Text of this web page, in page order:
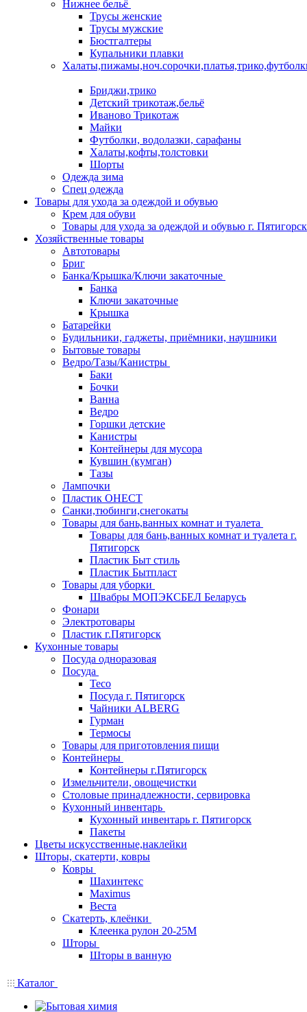
Нижнее бельё
Трусы женские
Трусы мужские
Бюстгалтеры
Купальники плавки
Бриджи,трико
Детский трикотаж,бельё
Иваново Трикотаж
Майки
Футболки, водолазки, сарафаны
Халаты,кофты,толстовки
Шорты
Одежда зима
Спец одежда
Товары для ухода за одеждой и обувью
Крем для обуви
Товары для ухода за одеждой и обувью г. Пятигорск
Хозяйственные товары
Автотовары
Бриг
Банка/Крышка/Ключи закаточные
Банка
Ключи закаточные
Крышка
Батарейки
Будильники, гаджеты, приёмники, наушники
Бытовые товары
Ведро/Тазы/Канистры
Баки
Бочки
Ванна
Ведро
Горшки детские
Канистры
Контейнеры для мусора
Кувшин (кумган)
Тазы
Лампочки
Пластик ОНЕСТ
Санки,тюбинги,снегокаты
Товары для бань,ванных комнат и туалета
Товары для бань,ванных комнат и туалета г.
Пятигорск
Пластик Быт стиль
Пластик Бытпласт
Товары для уборки
Швабры МОПЭКСБЕЛ Беларусь
Фонари
Электротовары
Пластик г.Пятигорск
Кухонные товары
Посуда одноразовая
Посуда
Teco
Посуда г. Пятигорск
Чайники ALBERG
Гурман
Термосы
Товары для приготовления пищи
Контейнеры
Контейнеры г.Пятигорск
Измельчители, овощечистки
Столовые принадлежности, сервировка
Кухонный инвентарь
Кухонный инвентарь г. Пятигорск
Пакеты
Цветы искусственные,наклейки
Шторы, скатерти, ковры
Ковры
Шахинтекс
Maximus
Веста
Скатерть, клеёнки
Клеенка рулон 20-25М
Шторы
Шторы в ванную
Каталог